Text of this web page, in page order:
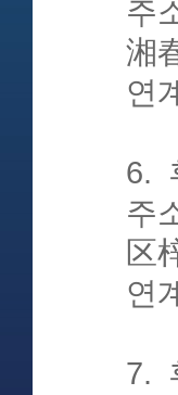
주
湘
연
6.
주
区
연
7.